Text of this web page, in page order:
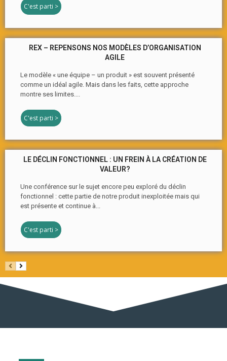
C'est parti >
REX – REPENSONS NOS MODÈLES D’ORGANISATION
AGILE
Le modèle « une équipe – un produit » est souvent présenté
comme un idéal agile. Mais dans les faits, cette approche
montre ses limites....
C'est parti >
LE DÉCLIN FONCTIONNEL : UN FREIN À LA CRÉATION DE
VALEUR?
Une conférence sur le sujet encore peu exploré du déclin
fonctionnel : cette partie de notre produit inexploitée mais qui
est présente et continue à...
C'est parti >